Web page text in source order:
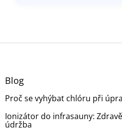
Z
Blog
Proč se vyhýbat chlóru při
Ionizátor do infrasauny:
údržba